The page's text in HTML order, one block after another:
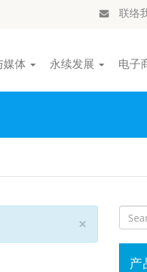
联络
媒体 永续发展 电子
×
产